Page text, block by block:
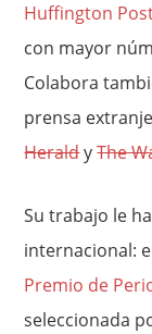
Huffington
con mayor
Colabora
prensa
HeraldyThe
Su trabajo le
internacional:
Premio de
seleccionada